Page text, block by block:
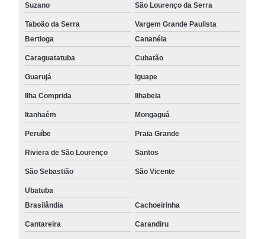
Suzano São Lourenço da Serra
Taboão da Serra
Vargem Grande Paulista
Bertioga
Cananéia
Caraguatatuba Cubatão
Guarujá Iguape
Ilha Comprida Ilhabela
Itanhaém Mongaguá
Peruíbe Praia Grande
Riviera de São Lourenço Santos
São Sebastião São Vicente
Ubatuba
Brasilândia
Cachoeirinha
Cantareira Carandiru